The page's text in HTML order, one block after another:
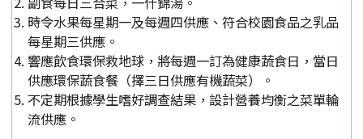
時令水果每星期一及每週四供應、符合校園食品之乳品
每星期三供應。
響應飲食環保救地球，將每週一訂為健康蔬食日，當日
供應環保蔬食餐（擇三日供應有機蔬菜）。
不定期根據學生嗜好調查結果，設計營養均衡之菜單輪
流供應。